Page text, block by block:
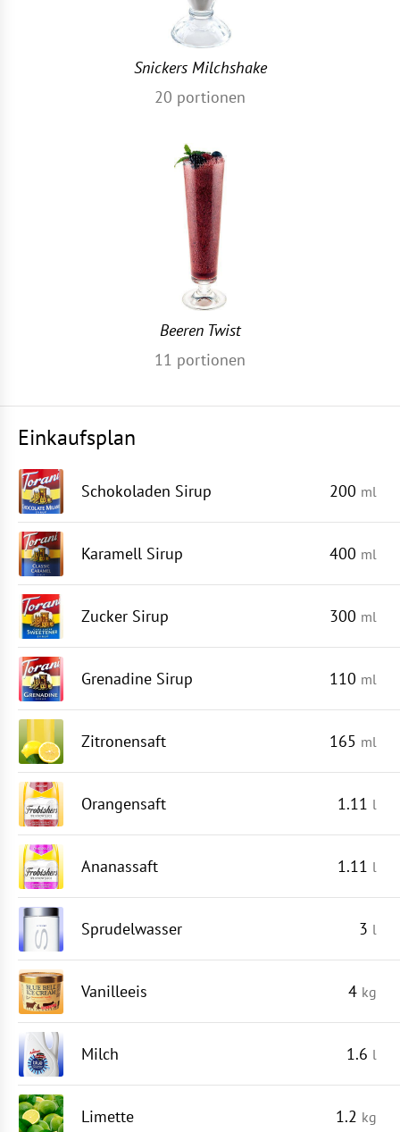
Snickers Milchshake
20 portionen
Beeren Twist
11 portionen
Einkaufsplan
Schokoladen Sirup 200 ml
Karamell Sirup 400 ml
Zucker Sirup 300 ml
Grenadine Sirup 110 ml
Zitronensaft 165 ml
Orangensaft 1.11 l
Ananassaft 1.11 l
Sprudelwasser 3 l
Vanilleeis 4 kg
Milch 1.6 l
Limette 1.2 kg